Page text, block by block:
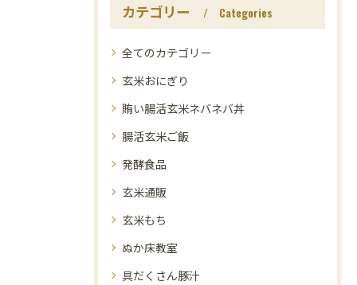
カテゴリー Categories
全てのカテゴリー
玄米おにぎり
賄い腸活玄米ネバネバ丼
腸活玄米ご飯
発酵食品
玄米通販
玄米もち
ぬか床教室
具だくさん豚汁